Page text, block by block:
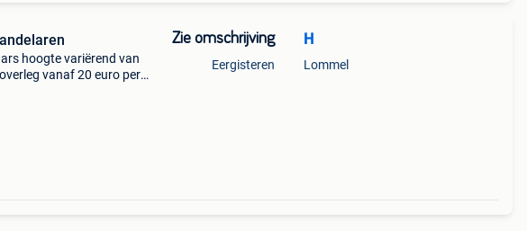
hoogte variërend van
vanaf 20 euro per
Zie omschrijving
Eergisteren
H
Lommel